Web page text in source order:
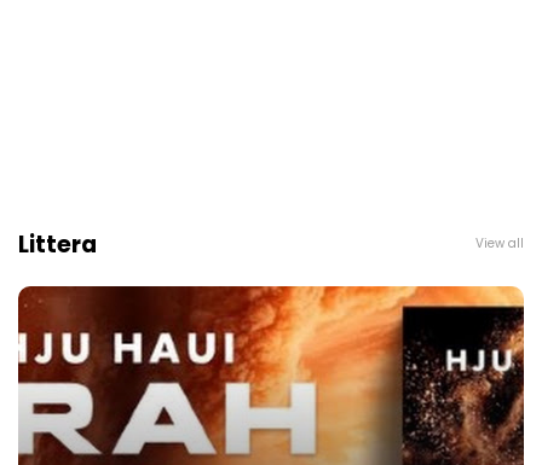
Littera View all